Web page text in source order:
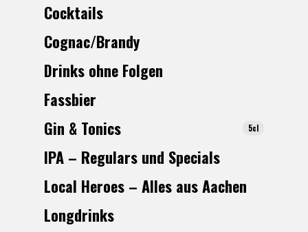
Cocktails
Cognac/Brandy
Drinks ohne Folgen
Fassbier
Gin & Tonics
5cl
IPA – Regulars und Specials
Local Heroes – Alles aus Aachen
Longdrinks